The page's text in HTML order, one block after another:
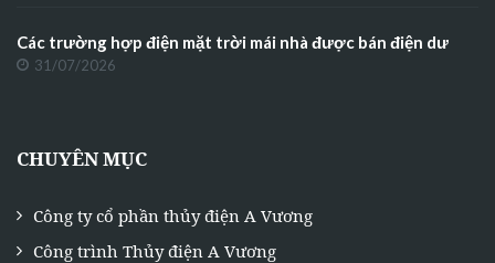
Các trường hợp điện mặt trời mái nhà được bán điện dư
31/07/2026
CHUYÊN MỤC
Công ty cổ phần thủy điện A Vương
Công trình Thủy điện A Vương